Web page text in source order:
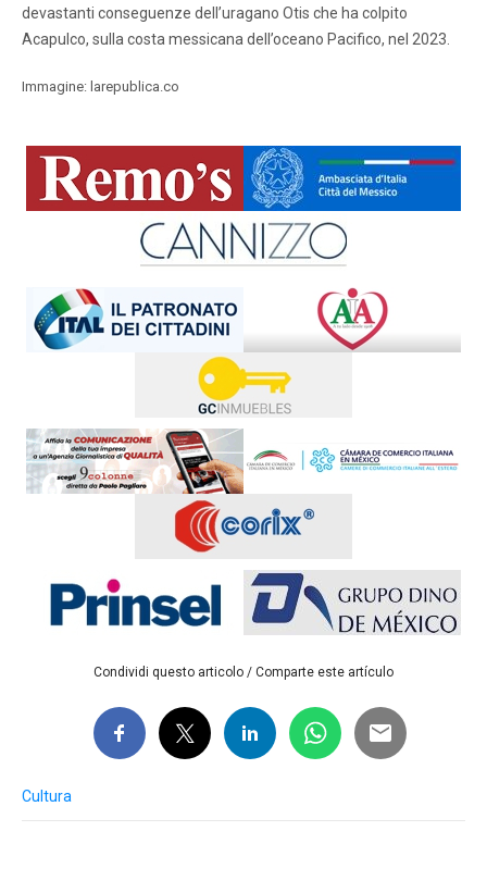
devastanti conseguenze dell’uragano Otis che ha colpito
Acapulco, sulla costa messicana dell’oceano Pacifico, nel 2023.
Immagine: larepublica.co
Condividi questo articolo / Comparte este artículo
Cultura